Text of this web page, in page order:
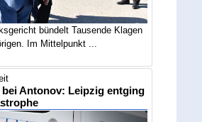
bündelt Tausende Klagen
Im Mittelpunkt ...
Antonov: Leipzig entging